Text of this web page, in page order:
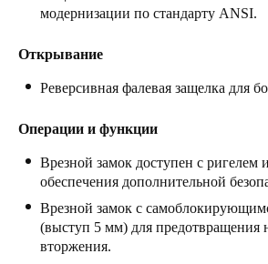
Spain
Portugal
Italiano
Russia
Russian
модернизации по стандарту ANSI.
Открывание
Реверсивная фалевая защелка для
Операции и функции
Врезной замок доступен с ригелем
обеспечения дополнительной
Врезной замок с
(выступ 5 мм) для предотвращения
вторжения.